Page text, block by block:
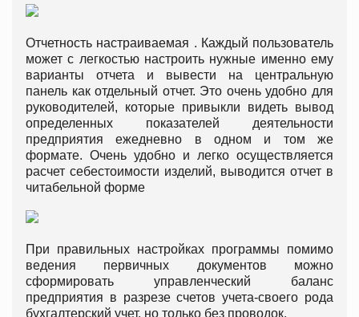
Отчетность настраиваемая . Каждый пользователь
может с легкостью настроить нужные именно ему
варианты отчета и вывести на центральную
панель как отдельный отчет. Это очень удобно для
руководителей, которые привыкли видеть вывод
определенных показателей деятельности
предприятия ежедневно в одном и том же
формате. Очень удобно и легко осуществляется
расчет себестоимости изделий, выводится отчет в
читабельной форме
При правильных настройках программы помимо
ведения первичных документов можно
сформировать управленческий баланс
предприятия в разрезе счетов учета-своего рода
бухгалтерский учет, но только без проводок.